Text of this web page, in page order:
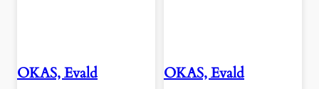
OKAS, Evald OKAS, Evald